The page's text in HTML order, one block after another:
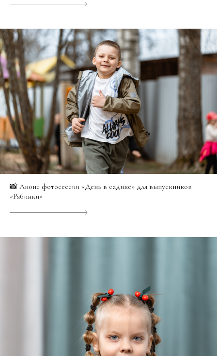
📸 Анонс фотосессии «День в садике» для выпускников
«Рябинки»